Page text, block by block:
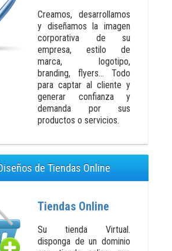
Creamos, desarrollamos
y diseñamos la imagen
corporativa de su
empresa, estilo de
marca, logotipo,
branding, flyers… Todo
para captar al cliente y
generar confianza y
demanda por sus
productos o servicios.
de Tiendas Online
Tiendas Online
Su tienda Virtual.
disponga de un dominio